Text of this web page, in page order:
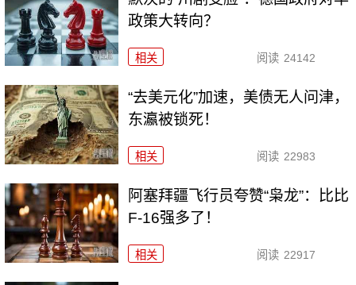
政策大转向？
相关 阅读 24142
“去美元化”加速，美债无人问津，
东瀛被锁死！
相关 阅读 22983
阿塞拜疆飞行员夸赞“枭龙”：比比
F-16强多了！
相关 阅读 22917